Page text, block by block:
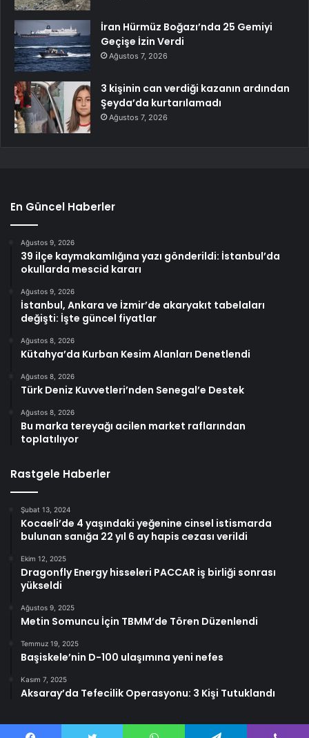
İran Hürmüz Boğazı’nda 25 Gemiyi
Geçişe İzin Verdi
Ağustos 7, 2026
3 kişinin can verdiği kazanın ardından
Şeyda’da kurtarılamadı
Ağustos 7, 2026
En Güncel Haberler
Ağustos 9, 2026
39 ilçe kaymakamlığına yazı gönderildi: İstanbul’da
okullarda mescid kararı
Ağustos 9, 2026
İstanbul, Ankara ve İzmir’de akaryakıt tabelaları
değişti: İşte güncel fiyatlar
Ağustos 8, 2026
Kütahya’da Kurban Kesim Alanları Denetlendi
Ağustos 8, 2026
Türk Deniz Kuvvetleri’nden Senegal’e Destek
Ağustos 8, 2026
Bu marka tereyağı acilen market raflarından
toplatılıyor
Rastgele Haberler
Şubat 13, 2024
Kocaeli’de 4 yaşındaki yeğenine cinsel istismarda
bulunan sanığa 22 yıl 6 ay hapis cezası verildi
Ekim 12, 2025
Dragonfly Energy hisseleri PACCAR iş birliği sonrası
yükseldi
Ağustos 9, 2025
Metin Somuncu İçin TBMM’de Tören Düzenlendi
Temmuz 19, 2025
Başiskele’nin D-100 ulaşımına yeni nefes
Kasım 7, 2025
Aksaray’da Tefecilik Operasyonu: 3 Kişi Tutuklandı